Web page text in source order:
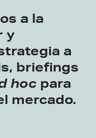
a la
y
a
briefings
hoc para
mercado.